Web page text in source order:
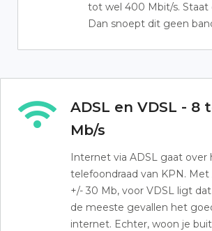
tot wel 400 Mbit/s. Staat
Dan snoept dit geen
ADSL en VDSL - 8
Mb/s
Internet via ADSL gaat over
telefoondraad van KPN. Met
+/- 30 Mb, voor VDSL ligt
de meeste gevallen het
internet. Echter, woon je